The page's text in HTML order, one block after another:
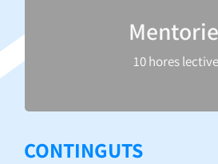
10 hores
en les quals els participants
consells d’experts o mentors
digital i negocis. Aquestes
CONTINGUTS